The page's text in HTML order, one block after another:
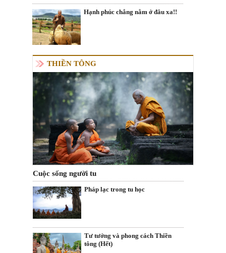
Hạnh phúc chẳng nằm ở đâu xa!!
THIỀN TÔNG
Cuộc sống người tu
Pháp lạc trong tu học
Tư tưởng và phong cách Thiền
tông (Hết)